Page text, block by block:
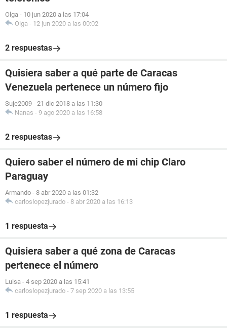
Olga - 10 jun 2020 a las 17:04
Olga - 12 jun 2020 a las 00:02
2 respuestas
Quisiera saber a qué parte de Caracas
Venezuela pertenece un número fijo
Suje2009 - 21 dic 2018 a las 11:30
Nanas - 9 ago 2020 a las 16:58
2 respuestas
Quiero saber el número de mi chip Claro
Paraguay
Armando - 8 abr 2020 a las 01:32
carloslopezjurado - 8 abr 2020 a las 16:13
1 respuesta
Quisiera saber a qué zona de Caracas
pertenece el número
Luisa - 4 sep 2020 a las 15:41
carloslopezjurado - 7 sep 2020 a las 13:55
1 respuesta